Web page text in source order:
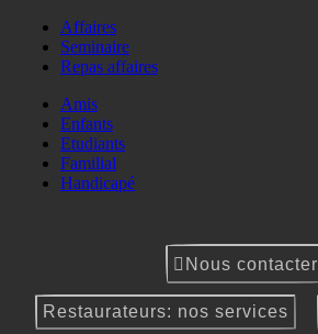
Affaires
Seminaire
Repas affaires
Amis
Enfants
Etudiants
Familial
Handicapé
Nous contacter
Restaurateurs: nos services